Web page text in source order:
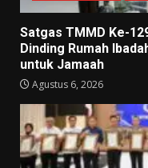
Satgas TMMD Ke-
Dinding Rumah
untuk Jamaah
Agustus 6, 2026